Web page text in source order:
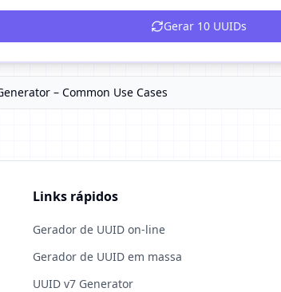
Gerar 10 UUIDs
– Common Use Cases
Links rápidos
Gerador de UUID on-line
Gerador de UUID em massa
UUID v7 Generator